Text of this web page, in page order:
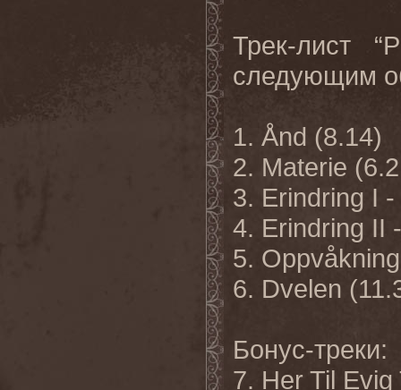
Трек-лист
следующим
1. Ånd (8.14)
2. Materie
3. Erindring I
4. Erindring II
5.
6. Dvelen
Бонус-треки:
7. Her Til